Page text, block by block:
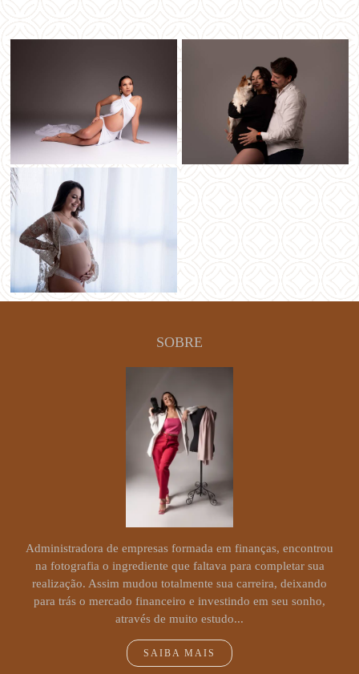
SOBRE
Administradora de empresas formada em finanças, encontrou
na fotografia o ingrediente que faltava para completar sua
realização. Assim mudou totalmente sua carreira, deixando
para trás o mercado financeiro e investindo em seu sonho,
através de muito estudo...
SAIBA MAIS